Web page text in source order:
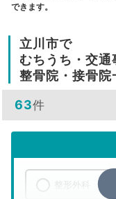
できます。
立川市で
むちうち・交
整骨院・接骨院
63件